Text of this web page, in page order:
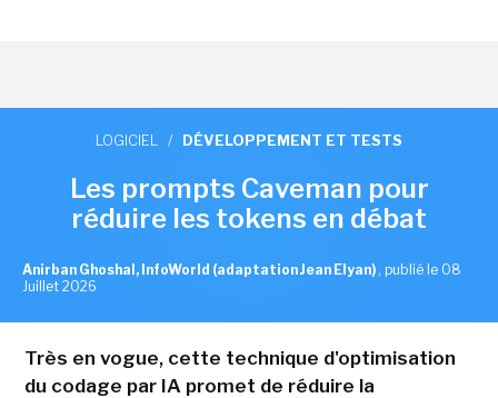
LOGICIEL / DÉVELOPPEMENT ET TESTS
Les prompts Caveman pour
réduire les tokens en débat
Anirban Ghoshal, InfoWorld (adaptation Jean Elyan) , publié le 08
Juillet 2026
Très en vogue, cette technique d'optimisation
du codage par IA promet de réduire la